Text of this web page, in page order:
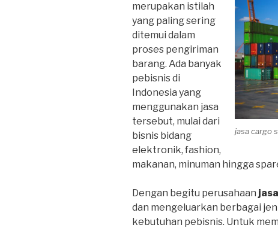
jasa cargo
merupakan istilah
yang paling sering
ditemui dalam
proses pengiriman
barang. Ada banyak
pebisnis di
Indonesia yang
menggunakan jasa
tersebut, mulai dari
bisnis bidang
elektronik, fashion,
makanan, minuman hingga
Dengan begitu perusahaan
dan mengeluarkan berbagai
kebutuhan pebisnis. Untuk